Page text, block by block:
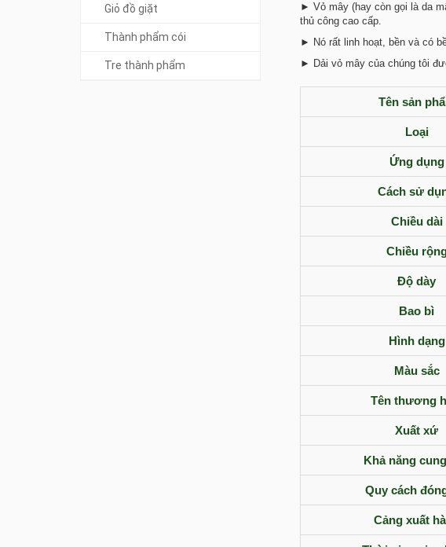
► Vỏ mây (hay còn gọi là da
thủ công cao cấp.
► Nó rất linh hoạt, bền và có
► Dải vỏ mây của chúng tôi
Tên sản
Loại
Ứng dụng
Cách sử
Chiều dài
Chiều
Độ dày
Bao bì
Hình dạng
Màu sắc
Tên thương
Xuất xứ
Khả năng
Quy cách
Cảng xuất
Giỏ đồ giặt
Thành phẩm cói
Tre thành phẩm